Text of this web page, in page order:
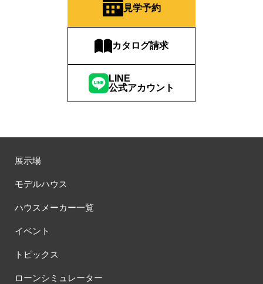
見学予約
カタログ請求
LINE
公式アカウント
展示場
モデルハウス
ハウスメーカー一覧
イベント
トピックス
ローンシミュレーター